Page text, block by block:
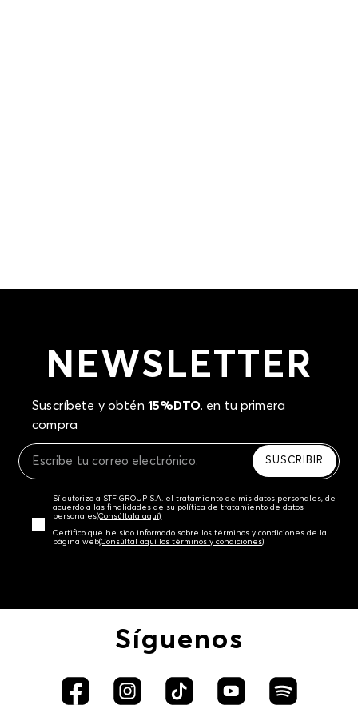
NEWSLETTER
Suscríbete y obtén 15%DTO. en tu primera
compra
SUSCRIBIR
Sí autorizo a STF GROUP S.A. el tratamiento de mis datos personales, de
acuerdo a las finalidades de su política de tratamiento de datos
personales‎(Consúltala aquí)
Certifico que he sido informado sobre los términos y condiciones de la
página web‎(Consúltal aquí los términos y condiciones)
Síguenos